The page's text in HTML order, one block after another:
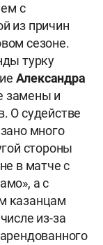
с
из причин
сезоне.
турку
Александра
замены и
О судействе
много
стороны
в матче с
а с
казанцам
из-за